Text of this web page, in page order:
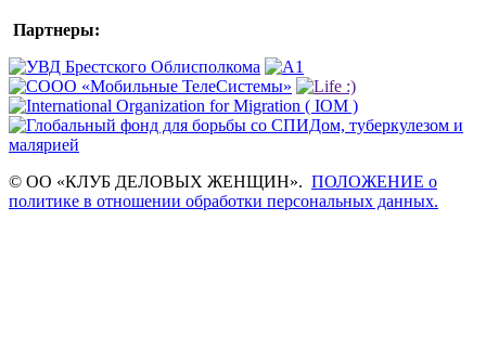
Партнеры:
© ОО «КЛУБ ДЕЛОВЫХ ЖЕНЩИН». ПОЛОЖЕНИЕ о
политике в отношении обработки персональных данных.